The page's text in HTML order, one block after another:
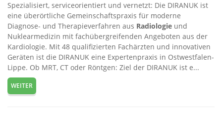
Spezialisiert, serviceorientiert und vernetzt: Die DIRANUK ist
eine überörtliche Gemeinschaftspraxis für moderne
Diagnose- und Therapieverfahren aus Radiologie und
Nuklearmedizin mit fachübergreifenden Angeboten aus der
Kardiologie. Mit 48 qualifizierten Fachärzten und innovativen
Geräten ist die DIRANUK eine Expertenpraxis in Ostwestfalen-
Lippe. Ob MRT, CT oder Röntgen: Ziel der DIRANUK ist e...
WEITER